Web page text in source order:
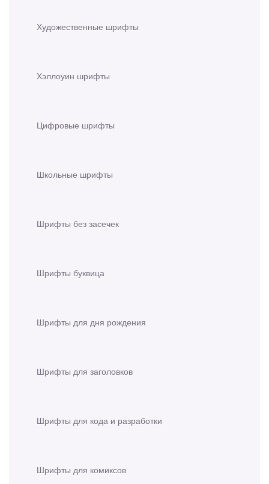
Художественные шрифты
Хэллоуин шрифты
Цифровые шрифты
Школьные шрифты
Шрифты без засечек
Шрифты буквица
Шрифты для дня рождения
Шрифты для заголовков
Шрифты для кода и разработки
Шрифты для комиксов